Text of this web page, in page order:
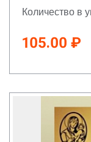
Количество в
105.00 ₽